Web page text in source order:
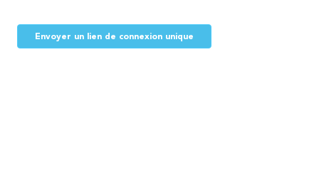
Envoyer un lien de connexion unique